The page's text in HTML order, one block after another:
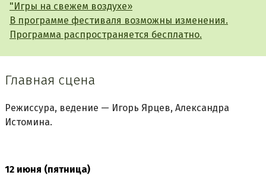
"Игры на свежем воздухе»
В программе фестиваля возможны изменения.
Программа распространяется бесплатно.
Главная сцена
Режиссура, ведение — Игорь Ярцев, Александра
Истомина.
12 июня (пятница)